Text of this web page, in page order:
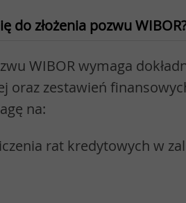
do złożenia pozwu
WIBOR wymaga
oraz zestawień
na:
rat kredytowych w